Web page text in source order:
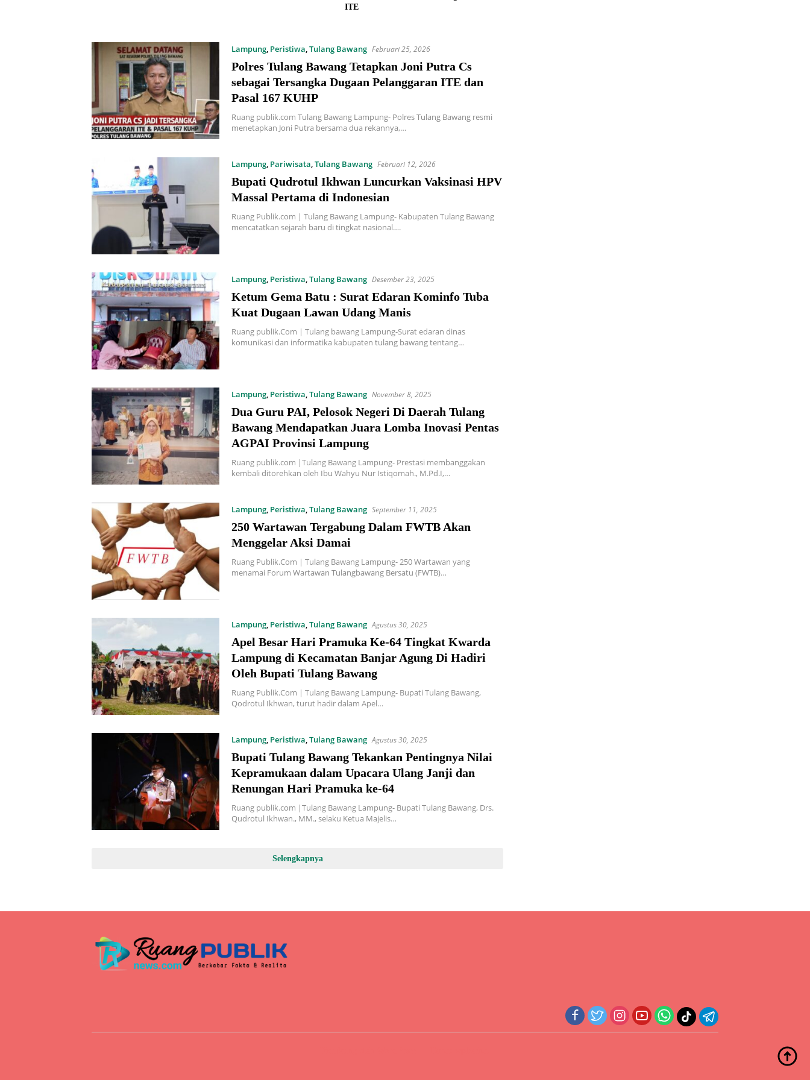
ITE
Lampung, Peristiwa,Tulang Bawang Februari 25, 2026
Polres Tulang Bawang Tetapkan Joni Putra Cs
sebagai Tersangka Dugaan Pelanggaran ITE dan
Pasal 167 KUHP
Ruang publik.com Tulang Bawang Lampung- Polres Tulang Bawang resmi
menetapkan Joni Putra bersama dua rekannya,…
Lampung, Pariwisata,Tulang Bawang Februari 12, 2026
Bupati Qudrotul Ikhwan Luncurkan Vaksinasi HPV
Massal Pertama di Indonesian
Ruang Publik.com | Tulang Bawang Lampung- Kabupaten Tulang Bawang
mencatatkan sejarah baru di tingkat nasional….
Lampung, Peristiwa,Tulang Bawang Desember 23, 2025
Ketum Gema Batu : Surat Edaran Kominfo Tuba
Kuat Dugaan Lawan Udang Manis
Ruang publik.Com | Tulang bawang Lampung-Surat edaran dinas
komunikasi dan informatika kabupaten tulang bawang tentang…
Lampung, Peristiwa,Tulang Bawang November 8, 2025
Dua Guru PAI, Pelosok Negeri Di Daerah Tulang
Bawang Mendapatkan Juara Lomba Inovasi Pentas
AGPAI Provinsi Lampung
Ruang publik.com |Tulang Bawang Lampung- Prestasi membanggakan
kembali ditorehkan oleh Ibu Wahyu Nur Istiqomah., M.Pd.I,…
Lampung, Peristiwa,Tulang Bawang September 11, 2025
250 Wartawan Tergabung Dalam FWTB Akan
Menggelar Aksi Damai
Ruang Publik.Com | Tulang Bawang Lampung- 250 Wartawan yang
menamai Forum Wartawan Tulangbawang Bersatu (FWTB)…
Lampung, Peristiwa,Tulang Bawang Agustus 30, 2025
Apel Besar Hari Pramuka Ke-64 Tingkat Kwarda
Lampung di Kecamatan Banjar Agung Di Hadiri
Oleh Bupati Tulang Bawang
Ruang Publik.Com | Tulang Bawang Lampung- Bupati Tulang Bawang,
Qodrotul Ikhwan, turut hadir dalam Apel…
Lampung, Peristiwa,Tulang Bawang Agustus 30, 2025
Bupati Tulang Bawang Tekankan Pentingnya Nilai
Kepramukaan dalam Upacara Ulang Janji dan
Renungan Hari Pramuka ke-64
Ruang publik.com |Tulang Bawang Lampung- Bupati Tulang Bawang, Drs.
Qudrotul Ikhwan., MM., selaku Ketua Majelis…
Selengkapnya